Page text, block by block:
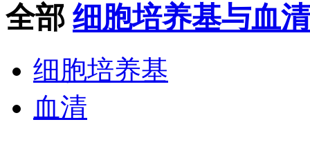
全部 细胞培养基与血清
细胞培养基
血清